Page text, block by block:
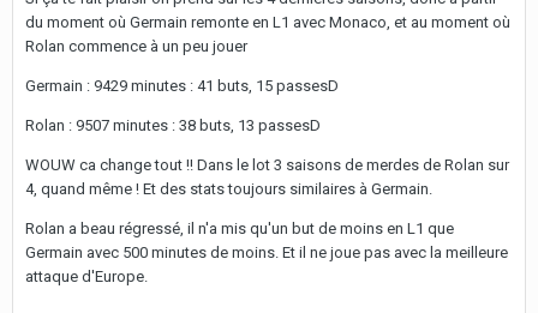
du moment où Germain remonte en L1 avec Monaco, et au moment où
Rolan commence à un peu jouer
Germain : 9429 minutes : 41 buts, 15 passesD
Rolan : 9507 minutes : 38 buts, 13 passesD
WOUW ca change tout !! Dans le lot 3 saisons de merdes de Rolan sur
4, quand même ! Et des stats toujours similaires à Germain.
Rolan a beau régressé, il n'a mis qu'un but de moins en L1 que
Germain avec 500 minutes de moins. Et il ne joue pas avec la meilleure
attaque d'Europe.